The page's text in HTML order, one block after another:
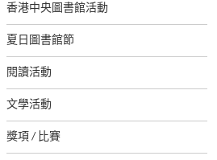
香港中央圖書館活動
夏日圖書館節
閱讀活動
文學活動
獎項 / 比賽